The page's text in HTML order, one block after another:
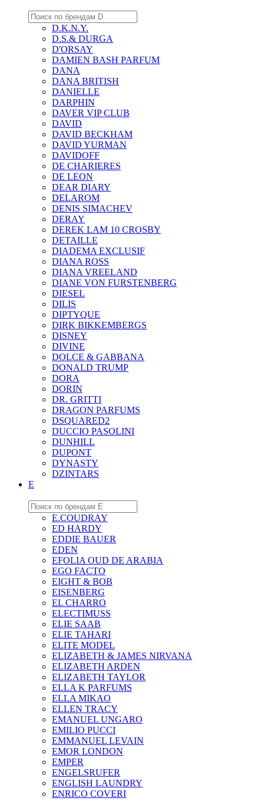
D.K.N.Y.
D.S.& DURGA
D'ORSAY
DAMIEN BASH PARFUM
DANA
DANA BRITISH
DANIELLE
DARPHIN
DAVER VIP CLUB
DAVID
DAVID BECKHAM
DAVID YURMAN
DAVIDOFF
DE CHARIERES
DE LEON
DEAR DIARY
DELAROM
DENIS SIMACHEV
DERAY
DEREK LAM 10 CROSBY
DETAILLE
DIADEMA EXCLUSIF
DIANA ROSS
DIANA VREELAND
DIANE VON FURSTENBERG
DIESEL
DILIS
DIPTYQUE
DIRK BIKKEMBERGS
DISNEY
DIVINE
DOLCE & GABBANA
DONALD TRUMP
DORA
DORIN
DR. GRITTI
DRAGON PARFUMS
DSQUARED2
DUCCIO PASOLINI
DUNHILL
DUPONT
DYNASTY
DZINTARS
E
E.COUDRAY
ED HARDY
EDDIE BAUER
EDEN
EFOLIA OUD DE ARABIA
EGO FACTO
EIGHT & BOB
EISENBERG
EL CHARRO
ELECTIMUSS
ELIE SAAB
ELIE TAHARI
ELITE MODEL
ELIZABETH & JAMES NIRVANA
ELIZABETH ARDEN
ELIZABETH TAYLOR
ELLA K PARFUMS
ELLA MIKAO
ELLEN TRACY
EMANUEL UNGARO
EMILIO PUCCI
EMMANUEL LEVAIN
EMOR LONDON
EMPER
ENGELSRUFER
ENGLISH LAUNDRY
ENRICO COVERI